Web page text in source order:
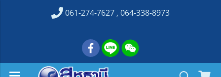
061-274-7627 , 064-338-8973